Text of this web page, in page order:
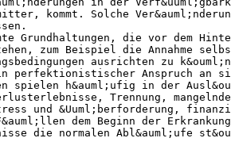
kommt. Solche
Grundhaltungen, die vor dem
zum Beispiel die Annahme
ausrichten zu
perfektionistischer Anspruch an
spielen h&auml;ufig in der
Trennung,
und &Uuml;berforderung,
dem Beginn der
die normalen Abl&auml;ufe